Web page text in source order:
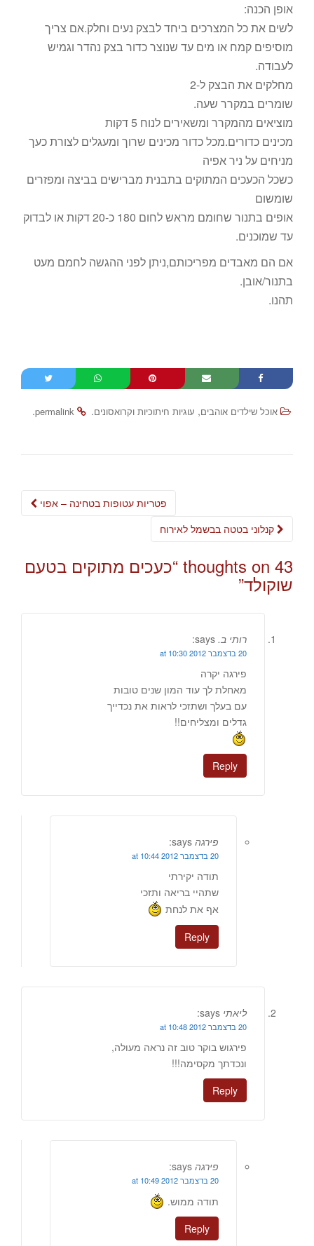
אופן הכנה:
לשים את כל המצרכים ביחד לבצק נעים וחלק.אם צריך
מוסיפים קמח או מים עד שנוצר כדור בצק נהדר וגמיש
לעבודה.
מחלקים את הבצק ל-2
שומרים במקרר שעה.
מוציאים מהמקרר ומשאירים לנוח 5 דקות
מכינים כדורים.מכל כדור מכינים שרוך ומעגלים לצורת כעך
מניחים על ניר אפיה
כשכל הכעכים המתוקים בתבנית מברישים בביצה ומפזרים
שומשום
אופים בתנור שחומם מראש לחום 180 כ-20 דקות או לבדוק
עד שמוכנים.
אם הם מאבדים מפריכותם,ניתן לפני ההגשה לחמם מעט
בתנור/אובן.
תהנו.
אוכל שילדים אוהבים, עוגיות חיתוכיות וקרואסונים.
permalink
.
Post
פטריות עטופות בטחינה – אפוי
43 thoughts on “ כעכים מתוקים בטעם
שוקולד”
רותי ב. says:
20 בדצמבר 2012 at 10:30
פירגה יקרה
מאחלת לך עוד המון שנים טובות
עם בעלך ושתזכי לראות את נכדייך
גדלים ומצליחים!!
Reply
פירגה says:
20 בדצמבר 2012 at 10:44
תודה יקירתי
שתהיי בריאה ותזכי
אף את לנחת
Reply
ליאתי says:
20 בדצמבר 2012 at 10:48
פירגוש בוקר טוב זה נראה מעולה,
ונכדתך מקסימה!!!
Reply
פירגה says:
20 בדצמבר 2012 at 10:49
תודה ממוש.
Reply